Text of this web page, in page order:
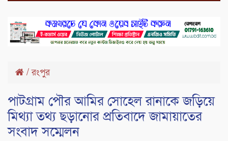
/রংপুর
পাটগ্রাম পৌর আমির সোহেল রানাকে জড়িয়ে
মিথ্যা তথ্য ছড়ানোর প্রতিবাদে জামায়াতের
সংবাদ সম্মেলন